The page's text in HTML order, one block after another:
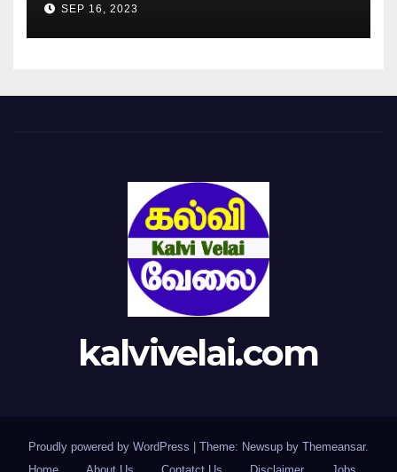
SEP 16, 2023
kalvivelai.com
Proudly powered by WordPress | Theme: Newsup by Themeansar.